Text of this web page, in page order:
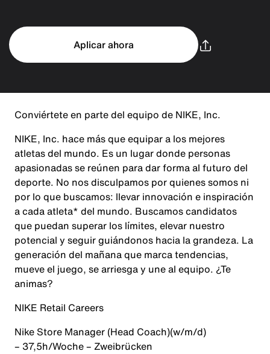
Aplicar ahora
Conviértete en parte del equipo de NIKE, Inc.
NIKE, Inc. hace más que equipar a los mejores
atletas del mundo. Es un lugar donde personas
apasionadas se reúnen para dar forma al futuro del
deporte. No nos disculpamos por quienes somos ni
por lo que buscamos: llevar innovación e inspiración
a cada atleta* del mundo. Buscamos candidatos
que puedan superar los límites, elevar nuestro
potencial y seguir guiándonos hacia la grandeza. La
generación del mañana que marca tendencias,
mueve el juego, se arriesga y une al equipo. ¿Te
animas?
NIKE Retail Careers
Nike Store Manager (Head Coach)(w/m/d)
– 37,5h/Woche – Zweibrücken